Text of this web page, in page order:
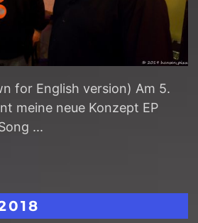
for English version) Am 5.
meine neue Konzept EP
...